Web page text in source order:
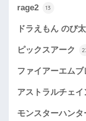
rage2 13
ドラえもん のび
ピックスアーク
ファイアーエムブ
アストラルチェイ
モンスターハン